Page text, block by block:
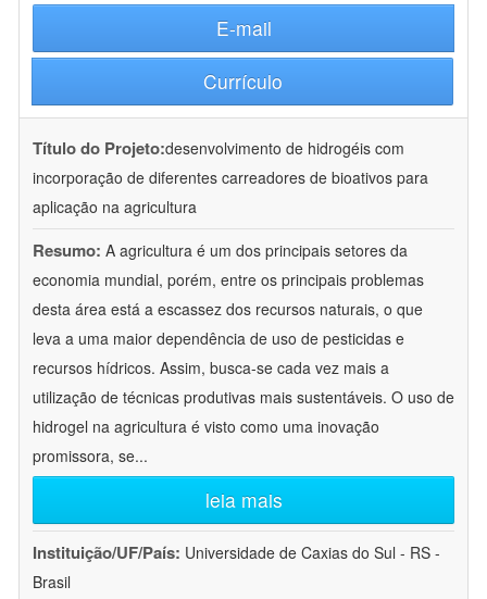
E-mail
Currículo
Título do Projeto:desenvolvimento de hidrogéis com
incorporação de diferentes carreadores de bioativos para
aplicação na agricultura
Resumo: A agricultura é um dos principais setores da
economia mundial, porém, entre os principais problemas
desta área está a escassez dos recursos naturais, o que
leva a uma maior dependência de uso de pesticidas e
recursos hídricos. Assim, busca-se cada vez mais a
utilização de técnicas produtivas mais sustentáveis. O uso de
hidrogel na agricultura é visto como uma inovação
promissora, se...
leia mais
Instituição/UF/País: Universidade de Caxias do Sul - RS -
Brasil